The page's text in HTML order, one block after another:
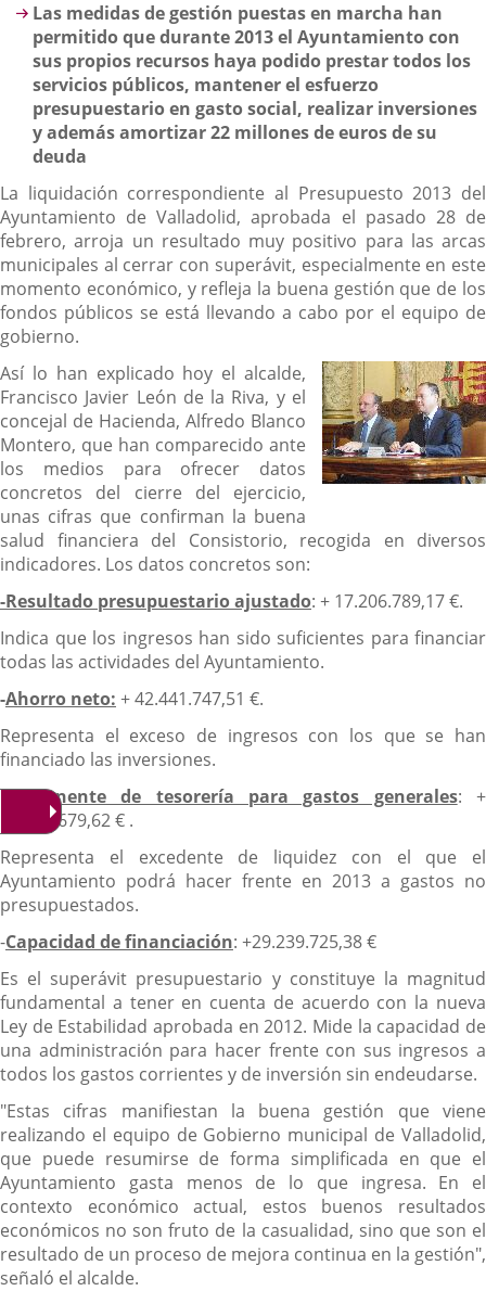
Las medidas de gestión puestas en marcha han
permitido que durante 2013 el Ayuntamiento con
sus propios recursos haya podido prestar todos los
servicios públicos, mantener el esfuerzo
presupuestario en gasto social, realizar inversiones
y además amortizar 22 millones de euros de su
deuda
La liquidación correspondiente al Presupuesto 2013 del
Ayuntamiento de Valladolid, aprobada el pasado 28 de
febrero, arroja un resultado muy positivo para las arcas
municipales al cerrar con superávit, especialmente en este
momento económico, y refleja la buena gestión que de los
fondos públicos se está llevando a cabo por el equipo de
gobierno.
Así lo han explicado hoy el alcalde,
Francisco Javier León de la Riva, y el
concejal de Hacienda, Alfredo Blanco
Montero, que han comparecido ante
los medios para ofrecer datos
concretos del cierre del ejercicio,
unas cifras que confirman la buena
salud financiera del Consistorio, recogida en diversos
indicadores. Los datos concretos son:
-Resultado presupuestario ajustado: + 17.206.789,17 €.
Indica que los ingresos han sido suficientes para financiar
todas las actividades del Ayuntamiento.
-Ahorro neto: + 42.441.747,51 €.
Representa el exceso de ingresos con los que se han
financiado las inversiones.
-Remanente de tesorería para gastos generales: +
16.458.679,62 € .
Representa el excedente de liquidez con el que el
Ayuntamiento podrá hacer frente en 2013 a gastos no
presupuestados.
-Capacidad de financiación: +29.239.725,38 €
Es el superávit presupuestario y constituye la magnitud
fundamental a tener en cuenta de acuerdo con la nueva
Ley de Estabilidad aprobada en 2012. Mide la capacidad de
una administración para hacer frente con sus ingresos a
todos los gastos corrientes y de inversión sin endeudarse.
"Estas cifras manifiestan la buena gestión que viene
realizando el equipo de Gobierno municipal de Valladolid,
que puede resumirse de forma simplificada en que el
Ayuntamiento gasta menos de lo que ingresa. En el
contexto económico actual, estos buenos resultados
económicos no son fruto de la casualidad, sino que son el
resultado de un proceso de mejora continua en la gestión",
señaló el alcalde.